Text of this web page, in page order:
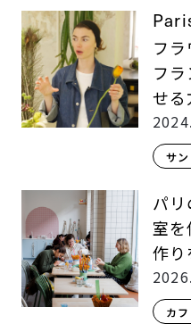
フ
フ
せる
サ
パ
室
作り
カ